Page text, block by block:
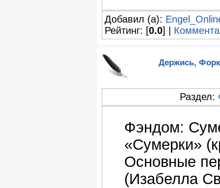
Добавил (а):
Рейтинг: [0.0] |
Держись,
Раздел:
Фэндом:
«Сумерки»
Основные
(Изабелла